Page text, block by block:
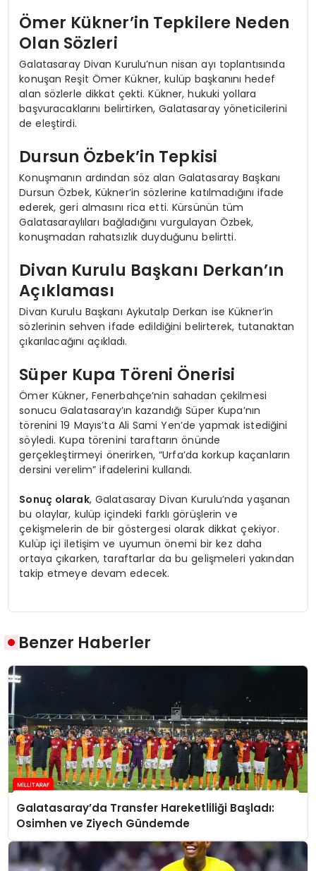
Ömer Kükner’in Tepkilere Neden
Olan Sözleri
Galatasaray Divan Kurulu’nun nisan ayı toplantısında
konuşan Reşit Ömer Kükner, kulüp başkanını hedef
alan sözlerle dikkat çekti. Kükner, hukuki yollara
başvuracaklarını belirtirken, Galatasaray yöneticilerini
de eleştirdi.
Dursun Özbek’in Tepkisi
Konuşmanın ardından söz alan Galatasaray Başkanı
Dursun Özbek, Kükner’in sözlerine katılmadığını ifade
ederek, geri almasını rica etti. Kürsünün tüm
Galatasaraylıları bağladığını vurgulayan Özbek,
konuşmadan rahatsızlık duyduğunu belirtti.
Divan Kurulu Başkanı Derkan’ın
Açıklaması
Divan Kurulu Başkanı Aykutalp Derkan ise Kükner’in
sözlerinin sehven ifade edildiğini belirterek, tutanaktan
çıkarılacağını açıkladı.
Süper Kupa Töreni Önerisi
Ömer Kükner, Fenerbahçe’nin sahadan çekilmesi
sonucu Galatasaray’ın kazandığı Süper Kupa’nın
törenini 19 Mayıs’ta Ali Sami Yen’de yapmak istediğini
söyledi. Kupa törenini taraftarın önünde
gerçekleştirmeyi önerirken, “Urfa’da korkup kaçanların
dersini verelim” ifadelerini kullandı.
Sonuç olarak, Galatasaray Divan Kurulu’nda yaşanan
bu olaylar, kulüp içindeki farklı görüşlerin ve
çekişmelerin de bir göstergesi olarak dikkat çekiyor.
Kulüp içi iletişim ve uyumun önemi bir kez daha
ortaya çıkarken, taraftarlar da bu gelişmeleri yakından
takip etmeye devam edecek.
Benzer Haberler
Galatasaray’da Transfer Hareketliliği Başladı:
Osimhen ve Ziyech Gündemde